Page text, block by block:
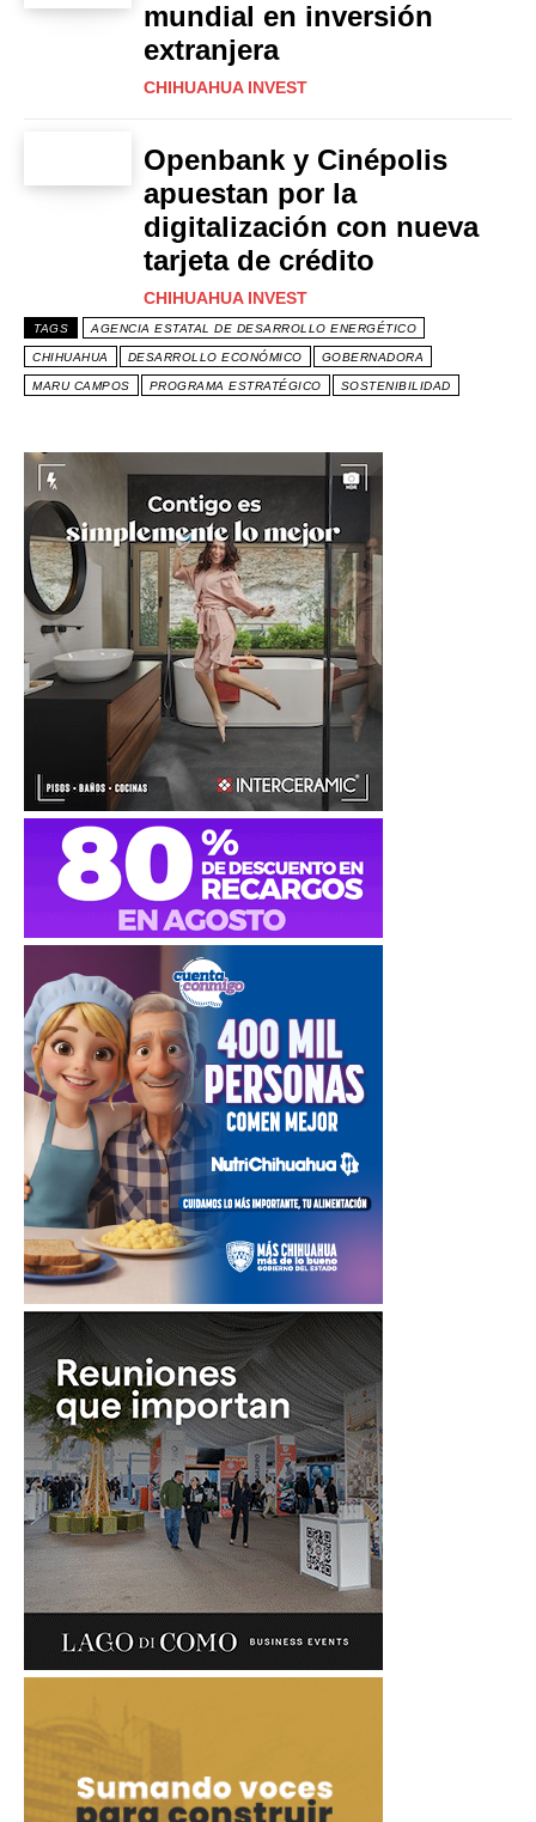
mundial en inversión
extranjera
CHIHUAHUA INVEST
Openbank y Cinépolis
apuestan por la
digitalización con nueva
tarjeta de crédito
CHIHUAHUA INVEST
TAGS AGENCIA ESTATAL DE DESARROLLO ENERGÉTICO
CHIHUAHUA DESARROLLO ECONÓMICO GOBERNADORA
MARU CAMPOS PROGRAMA ESTRATÉGICO SOSTENIBILIDAD